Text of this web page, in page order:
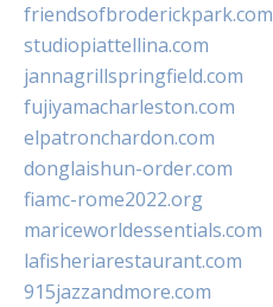
friendsofbroderickpark.com
studiopiattellina.com
jannagrillspringfield.com
fujiyamacharleston.com
elpatronchardon.com
donglaishun-order.com
fiamc-rome2022.org
mariceworldessentials.com
lafisheriarestaurant.com
915jazzandmore.com